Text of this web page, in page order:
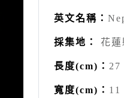
英文名稱：
採集地： 花蓮
長度(cm)： 27
寬度(cm)： 11